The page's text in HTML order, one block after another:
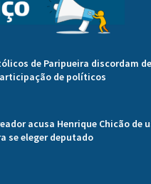
de Paripueira discordam
de políticos
acusa Henrique Chicão de
se eleger deputado